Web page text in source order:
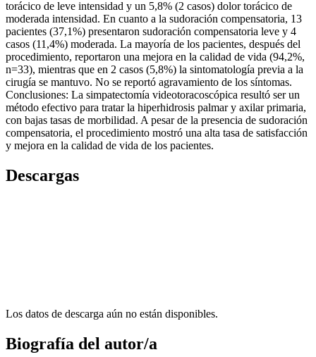
torácico de leve intensidad y un 5,8% (2 casos) dolor torácico de
moderada intensidad. En cuanto a la sudoración compensatoria, 13
pacientes (37,1%) presentaron sudoración compensatoria leve y 4
casos (11,4%) moderada. La mayoría de los pacientes, después del
procedimiento, reportaron una mejora en la calidad de vida (94,2%,
n=33), mientras que en 2 casos (5,8%) la sintomatología previa a la
cirugía se mantuvo. No se reportó agravamiento de los síntomas.
Conclusiones: La simpatectomía videotoracoscópica resultó ser un
método efectivo para tratar la hiperhidrosis palmar y axilar primaria,
con bajas tasas de morbilidad. A pesar de la presencia de sudoración
compensatoria, el procedimiento mostró una alta tasa de satisfacción
y mejora en la calidad de vida de los pacientes.
Descargas
Los datos de descarga aún no están disponibles.
Biografía del autor/a